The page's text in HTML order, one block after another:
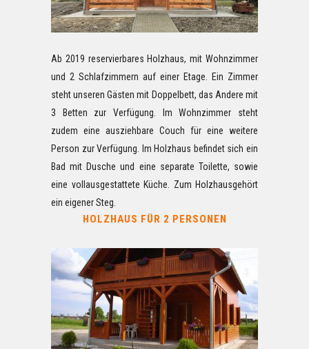
Ab 2019 reservierbares Holzhaus, mit Wohnzimmer
und 2 Schlafzimmern auf einer Etage. Ein Zimmer
steht unseren Gästen mit Doppelbett, das Andere mit
3 Betten zur Verfügung. Im Wohnzimmer steht
zudem eine ausziehbare Couch für eine weitere
Person zur Verfügung. Im Holzhaus befindet sich ein
Bad mit Dusche und eine separate Toilette, sowie
eine vollausgestattete Küche. Zum Holzhausgehört
ein eigener Steg.
HOLZHAUS FÜR 2 PERSONEN